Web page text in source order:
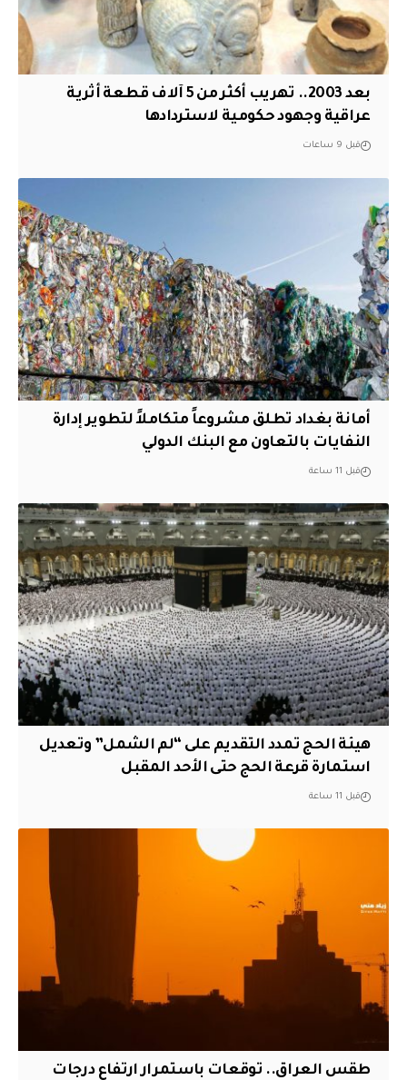
بعد 2003.. تهريب أكثر من 5 آلاف قطعة أثرية
عراقية وجهود حكومية لاستردادها
قبل 9 ساعات
أمانة بغداد تطلق مشروعاً متكاملاً لتطوير إدارة
النفايات بالتعاون مع البنك الدولي
قبل 11 ساعة
هيئة الحج تمدد التقديم على “لم الشمل” وتعديل
استمارة قرعة الحج حتى الأحد المقبل
قبل 11 ساعة
طقس العراق.. توقعات باستمرار ارتفاع درجات